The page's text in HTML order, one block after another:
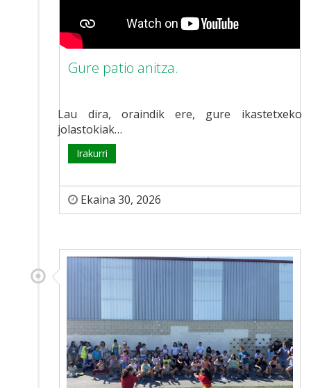
Gure patio anitza.
Lau dira, oraindik ere, gure ikastetxeko
jolastokiak…
Irakurri
Ekaina 30, 2026